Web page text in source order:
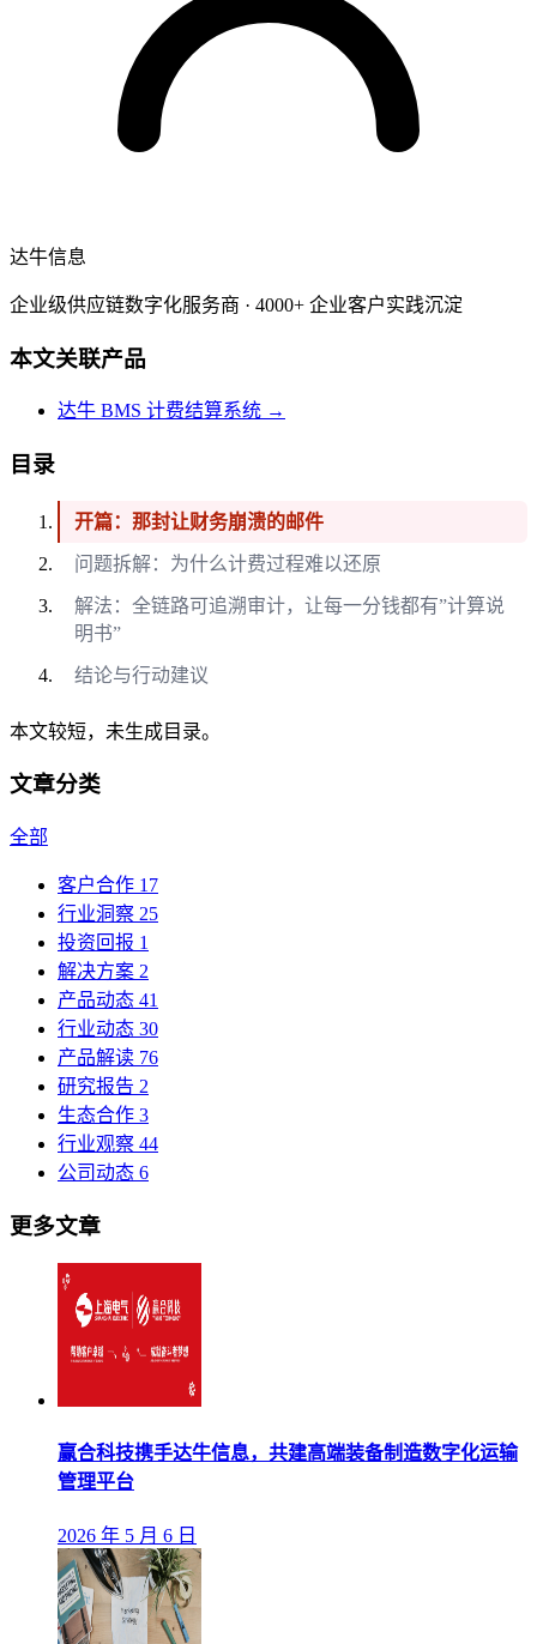
达牛信息
企业级供应链数字化服务商 · 4000+ 企业客户实践沉淀
本文关联产品
达牛 BMS 计费结算系统 →
目录
开篇：那封让财务崩溃的邮件
问题拆解：为什么计费过程难以还原
解法：全链路可追溯审计，让每一分钱都有”计算说
明书”
结论与行动建议
本文较短，未生成目录。
文章分类
全部
客户合作 17
行业洞察 25
投资回报 1
解决方案 2
产品动态 41
行业动态 30
产品解读 76
研究报告 2
生态合作 3
行业观察 44
公司动态 6
更多文章
赢合科技携手达牛信息，共建高端装备制造数字化运输
管理平台
2026 年 5 月 6 日